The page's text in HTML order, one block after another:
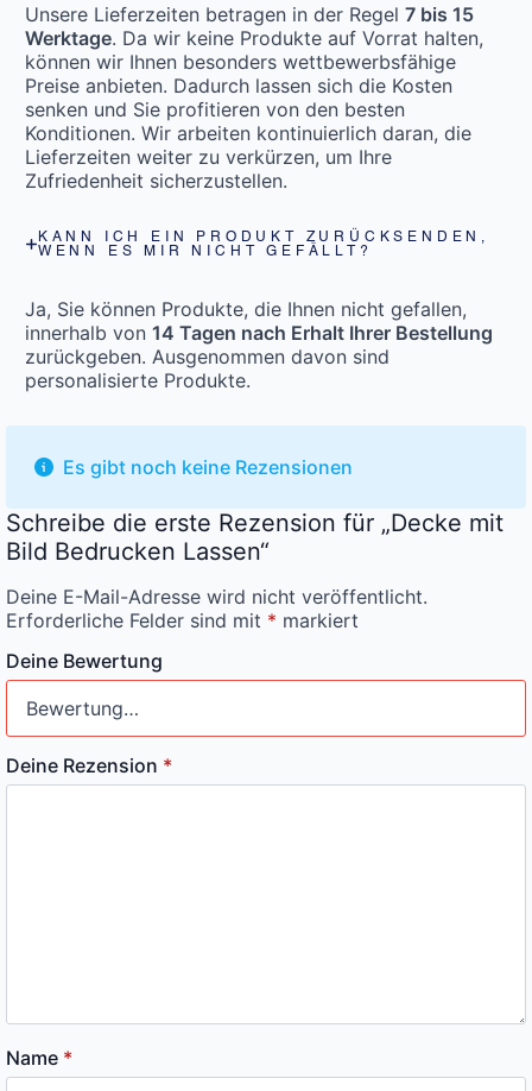
Unsere Lieferzeiten betragen in der Regel 7 bis 15
Werktage. Da wir keine Produkte auf Vorrat halten,
können wir Ihnen besonders wettbewerbsfähige
Preise anbieten. Dadurch lassen sich die Kosten
senken und Sie profitieren von den besten
Konditionen. Wir arbeiten kontinuierlich daran, die
Lieferzeiten weiter zu verkürzen, um Ihre
Zufriedenheit sicherzustellen.
KANN ICH EIN PRODUKT ZURÜCKSENDEN,
WENN ES MIR NICHT GEFÄLLT?
Ja, Sie können Produkte, die Ihnen nicht gefallen,
innerhalb von 14 Tagen nach Erhalt Ihrer Bestellung
zurückgeben. Ausgenommen davon sind
personalisierte Produkte.
Es gibt noch keine Rezensionen
Schreibe die erste Rezension für „Decke mit
Bild Bedrucken Lassen“
Deine E-Mail-Adresse wird nicht veröffentlicht.
Erforderliche Felder sind mit * markiert
Deine Bewertung
Deine Rezension *
Name *